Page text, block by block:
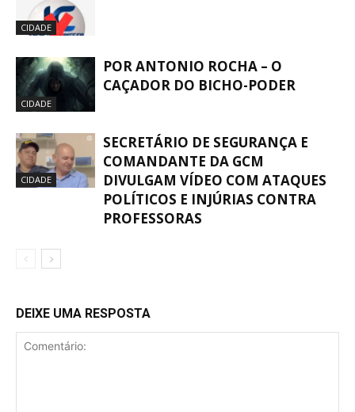
CIDADE
CIDADE
POR ANTONIO ROCHA – O
CAÇADOR DO BICHO-PODER
CIDADE
SECRETÁRIO DE SEGURANÇA E
COMANDANTE DA GCM
DIVULGAM VÍDEO COM ATAQUES
POLÍTICOS E INJÚRIAS CONTRA
PROFESSORAS
DEIXE UMA RESPOSTA